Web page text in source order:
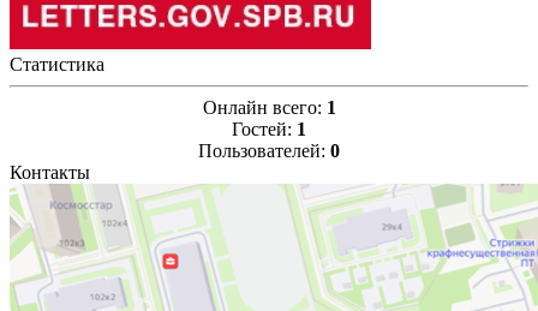
Статистика
Онлайн всего: 1
Гостей: 1
Пользователей: 0
Контакты